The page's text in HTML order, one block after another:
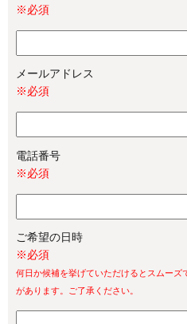
※必須
メールアドレス
※必須
電話番号
※必須
ご希望の日時
※必須
何日か候補を挙げていただけるとスムーズ
があります。ご了承ください。